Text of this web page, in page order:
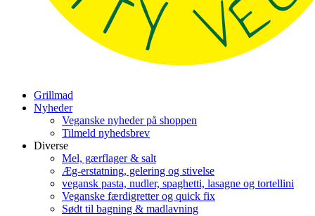
Grillmad
Nyheder
Veganske nyheder på shoppen
Tilmeld nyhedsbrev
Diverse
Mel, gærflager & salt
Æg-erstatning, gelering og stivelse
vegansk pasta, nudler, spaghetti, lasagne og tortellini
Veganske færdigretter og quick fix
Sødt til bagning & madlavning